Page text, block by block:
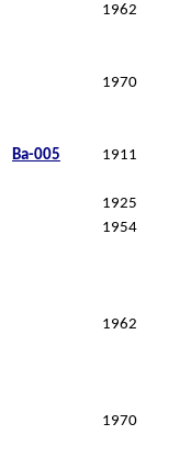
1962
1970
Ba-005 1911
1925
1954
1962
1970